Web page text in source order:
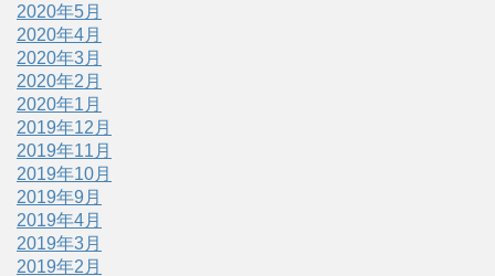
2020年5月
2020年4月
2020年3月
2020年2月
2020年1月
2019年12月
2019年11月
2019年10月
2019年9月
2019年4月
2019年3月
2019年2月